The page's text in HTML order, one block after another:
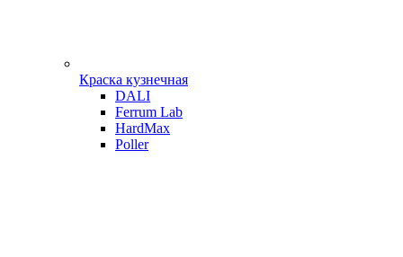
Краска кузнечная
DALI
Ferrum Lab
HardMax
Poller